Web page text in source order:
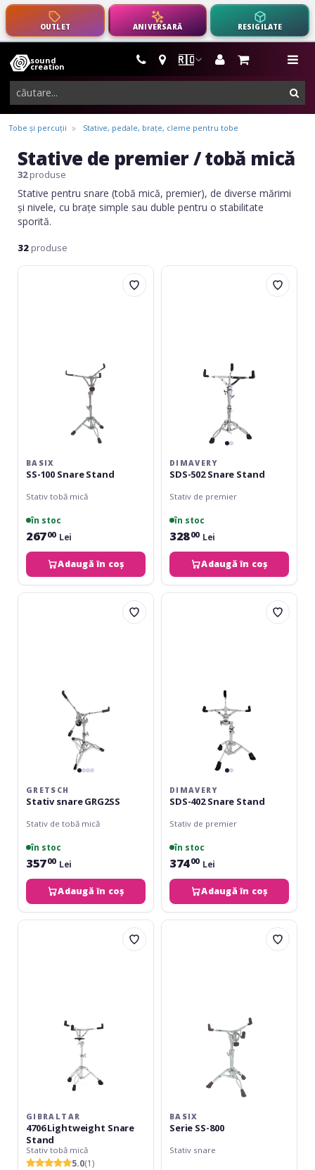
OUTLET ANIVERSARĂ RESIGILATE
🇷🇴
sound
creation
instrumente
muzicale,
echipamente
pro-
audio
Tobe și percuții Stative, pedale, brațe, cleme pentru tobe
Stative de premier / tobă mică
32produse
Stative pentru snare (tobă mică, premier), de diverse mărimi
și nivele, cu brațe simple sau duble pentru o stabilitate
sporită.
32 produse
Basix
BASIX
SS-100 Snare Stand
Stativ tobă mică
în stoc
26700 Lei
Adaugă în coș
Dimavery
DIMAVERY
SDS-502 Snare Stand
Stativ de premier
în stoc
32800 Lei
Adaugă în coș
Gretsch
GRETSCH
Stativ snare GRG2SS
Stativ de tobă mică
în stoc
35700 Lei
Adaugă în coș
Dimavery
DIMAVERY
SDS-402 Snare Stand
Stativ de premier
în stoc
37400 Lei
Adaugă în coș
Gibraltar
GIBRALTAR
4706 Lightweight Snare
Stand
Stativ tobă mică
5.0(1)
Basix
BASIX
Serie SS-800
Stativ snare